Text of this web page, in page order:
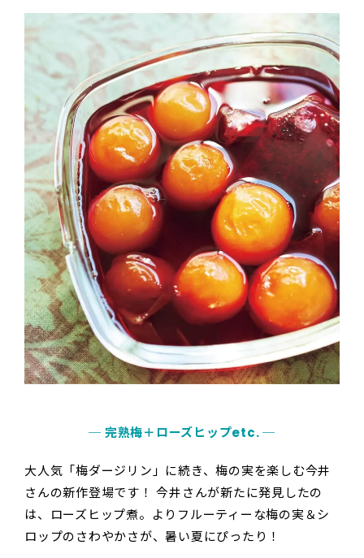
─ 完熟梅＋ローズヒップetc. ─
大人気「梅ダージリン」に続き、梅の実を楽しむ今井
さんの新作登場です！ 今井さんが新たに発見したの
は、ローズヒップ煮。よりフルーティーな梅の実＆シ
ロップのさわやかさが、暑い夏にぴったり！